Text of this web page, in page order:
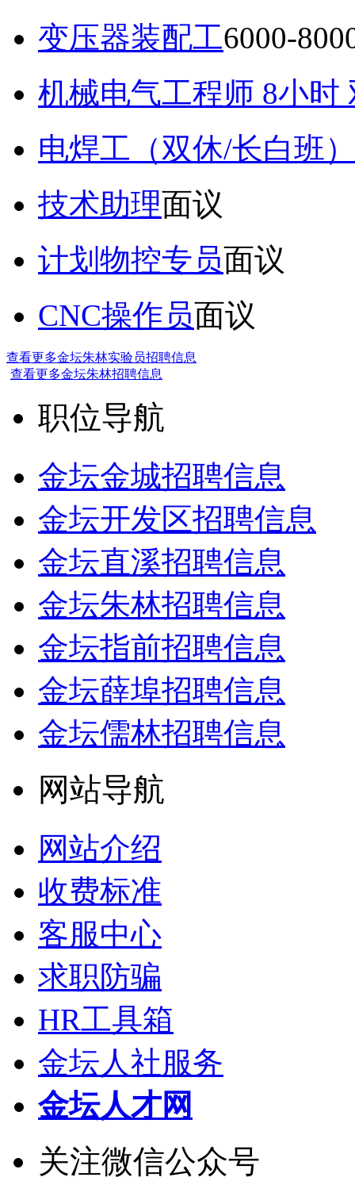
变压器装配工6000-
机械电气工程师 8小时
电焊工（双休/长白班）
技术助理面议
计划物控专员面议
CNC操作员面议
查看更多金坛朱林实验员招聘信息
查看更多金坛朱林招聘信息
职位导航
金坛金城招聘信息
金坛开发区招聘信息
金坛直溪招聘信息
金坛朱林招聘信息
金坛指前招聘信息
金坛薛埠招聘信息
金坛儒林招聘信息
网站导航
网站介绍
收费标准
客服中心
求职防骗
HR工具箱
金坛人社服务
金坛人才网
关注微信公众号